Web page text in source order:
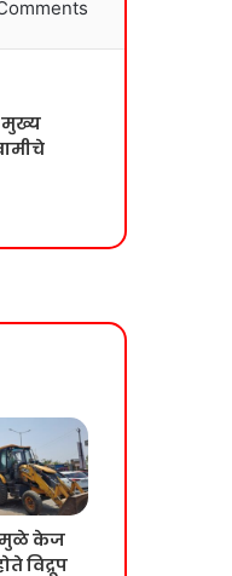
मुख्य
केज
विद्रूप